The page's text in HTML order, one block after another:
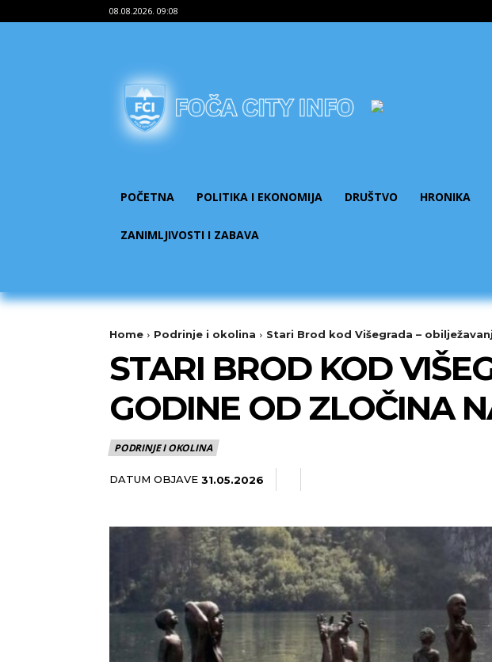
08.08.2026. 09:08
POČETNA POLITIKA I EKONOMIJA DRUŠTVO HRONIKA
ZANIMLJIVOSTI I ZABAVA
Home Podrinje i okolina Stari Brod kod Višegrada –
STARI BROD KOD
GODINE OD ZLOČINA
PODRINJE I OKOLINA
DATUM OBJAVE 31.05.2026